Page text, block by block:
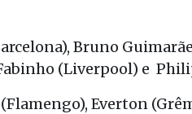
Bruno
(Liverpool) e
Everton